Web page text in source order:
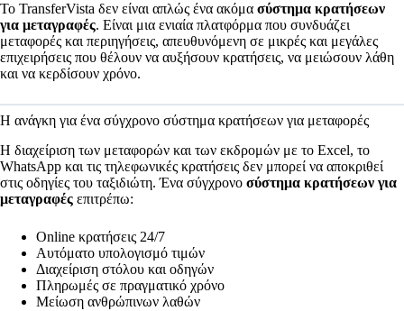
Το TransferVista δεν είναι απλώς ένα ακόμα σύστημα κρατήσεων
για μεταγραφές. Είναι μια ενιαία πλατφόρμα που συνδυάζει
μεταφορές και περιηγήσεις, απευθυνόμενη σε μικρές και μεγάλες
επιχειρήσεις που θέλουν να αυξήσουν κρατήσεις, να μειώσουν λάθη
και να κερδίσουν χρόνο.
Η ανάγκη για ένα σύγχρονο σύστημα κρατήσεων για μεταφορές
Η διαχείριση των μεταφορών και των εκδρομών με το Excel, το
WhatsApp και τις τηλεφωνικές κρατήσεις δεν μπορεί να αποκριθεί
στις οδηγίες του ταξιδιώτη. Ένα σύγχρονο σύστημα κρατήσεων για
μεταγραφές επιτρέπω:
Online κρατήσεις 24/7
Αυτόματο υπολογισμό τιμών
Διαχείριση στόλου και οδηγών
Πληρωμές σε πραγματικό χρόνο
Μείωση ανθρώπινων λαθών